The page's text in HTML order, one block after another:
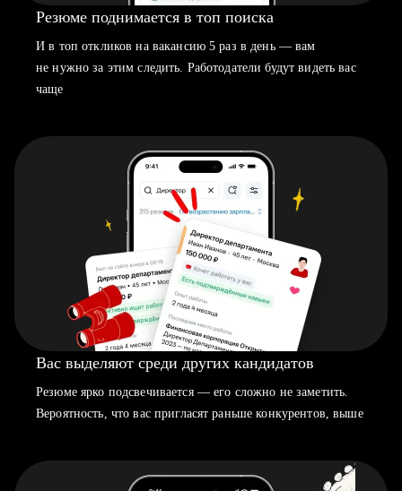
Резюме поднимается в топ поиска
И в топ откликов на вакансию 5 раз в день — вам
не нужно за этим следить. Работодатели будут видеть вас
чаще
Вас выделяют среди других кандидатов
Резюме ярко подсвечивается — его сложно не заметить.
Вероятность, что вас пригласят раньше конкурентов, выше